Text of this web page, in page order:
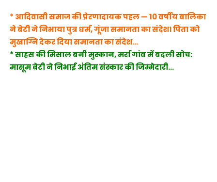
* आदिवासी समाज की प्रेरणादायक पहल — 10 वर्षीय बालिका
ने बेटी ने निभाया पुत्र धर्म, गूंजा समानता का संदेश। पिता को
मुखाग्नि देकर दिया समानता का संदेश…
* साहस की मिसाल बनी मुस्कान, मर्रा गांव में बदली सोच:
मासूम बेटी ने निभाई अंतिम संस्कार की जिम्मेदारी…